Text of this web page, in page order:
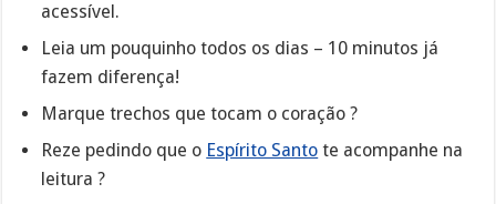
acessível.
Leia um pouquinho todos os dias – 10 minutos já
fazem diferença!
Marque trechos que tocam o coração ?
Reze pedindo que o Espírito Santo te acompanhe na
leitura ?